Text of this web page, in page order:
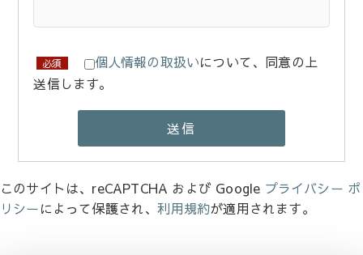
必須 個人情報の取扱いについて、同意の上
送信します。
このサイトは、reCAPTCHA および Google プライバシー ポ
リシーによって保護され、利用規約が適用されます。